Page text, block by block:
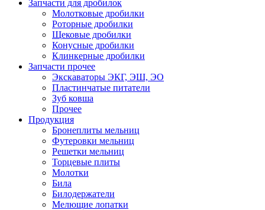
Запчасти для дробилок
Молотковые дробилки
Роторные дробилки
Щековые дробилки
Конусные дробилки
Клинкерные дробилки
Запчасти прочее
Экскаваторы ЭКГ, ЭШ, ЭО
Пластинчатые питатели
Зуб ковша
Прочее
Продукция
Бронеплиты мельниц
Футеровки мельниц
Решетки мельниц
Торцевые плиты
Молотки
Била
Билодержатели
Мелющие лопатки